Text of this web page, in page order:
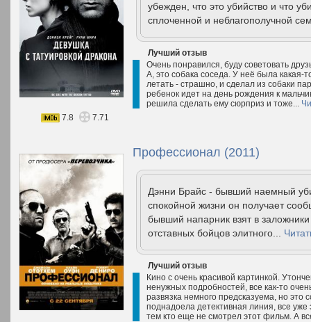
убежден, что это убийство и что
сплоченной и неблагополучной
Лучший отзыв
Очень понравился, буду советовать
А, это собака соседа. У неё была какая-
летать - страшно, и сделал из собаки
ребенок идет на день рождения к
решила сделать ему сюрприз и тоже...
7.8
7.71
Профессионал (2011)
Дэнни Брайс - бывший наемный
спокойной жизни он получает
бывший напарник взят в
отставных бойцов элитного...
Лучший отзыв
Кино с очень красивой картинкой.
ненужных подробностей, все как-то
развязка немного предсказуема, но это
поднадоела детективная линия, все уже
тем кто еще не смотрел этот фильм. А